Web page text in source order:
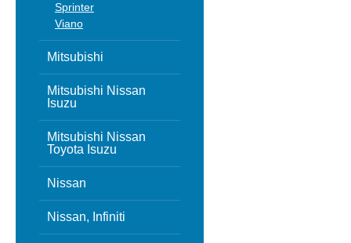
Sprinter
Viano
Mitsubishi
Mitsubishi Nissan
Isuzu
Mitsubishi Nissan
Toyota Isuzu
Nissan
Nissan, Infiniti